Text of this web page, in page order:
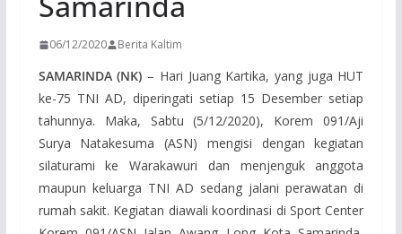
06/12/2020 Berita Kaltim
SAMARINDA (NK) – Hari Juang Kartika, yang juga HUT
ke-75 TNI AD, diperingati setiap 15 Desember setiap
tahunnya. Maka, Sabtu (5/12/2020), Korem 091/Aji
Surya Natakesuma (ASN) mengisi dengan kegiatan
silaturami ke Warakawuri dan menjenguk anggota
maupun keluarga TNI AD sedang jalani perawatan di
rumah sakit. Kegiatan diawali koordinasi di Sport Center